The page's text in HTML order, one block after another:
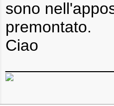
sono
premontato.
Ciao